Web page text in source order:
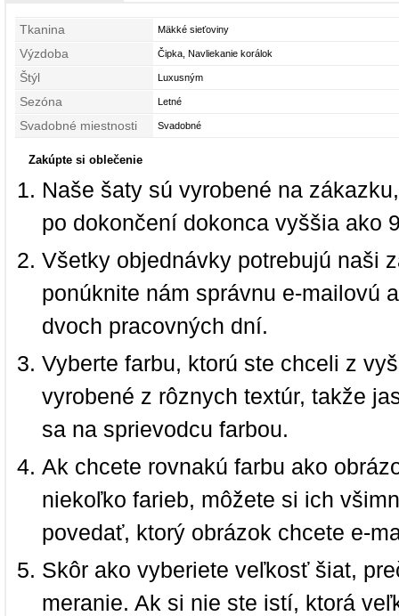
Tkanina Mäkké sieťoviny
Výzdoba Čipka, Navliekanie korálok
Štýl Luxusným
Sezóna Letné
Svadobné miestnosti Svadobné
Zakúpte si oblečenie
Naše šaty sú vyrobené na
po dokončení dokonca vyššia ako
Všetky objednávky potrebujú naši
ponúknite nám správnu e-mailovú
dvoch pracovných dní.
Vyberte farbu, ktorú ste chceli z
vyrobené z rôznych textúr, takže
sa na sprievodcu farbou.
Ak chcete rovnakú farbu ako
niekoľko farieb, môžete si ich
povedať, ktorý obrázok chcete e-
Skôr ako vyberiete veľkosť šiat,
meranie. Ak si nie ste istí, ktorá